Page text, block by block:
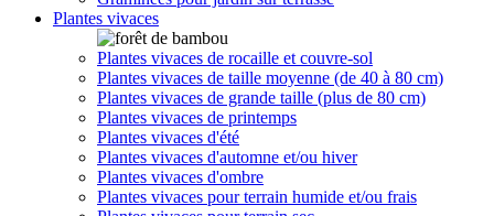
Plantes vivaces
Plantes vivaces de rocaille et couvre-sol
Plantes vivaces de taille moyenne (de 40 à 80 cm)
Plantes vivaces de grande taille (plus de 80 cm)
Plantes vivaces de printemps
Plantes vivaces d'été
Plantes vivaces d'automne et/ou hiver
Plantes vivaces d'ombre
Plantes vivaces pour terrain humide et/ou frais